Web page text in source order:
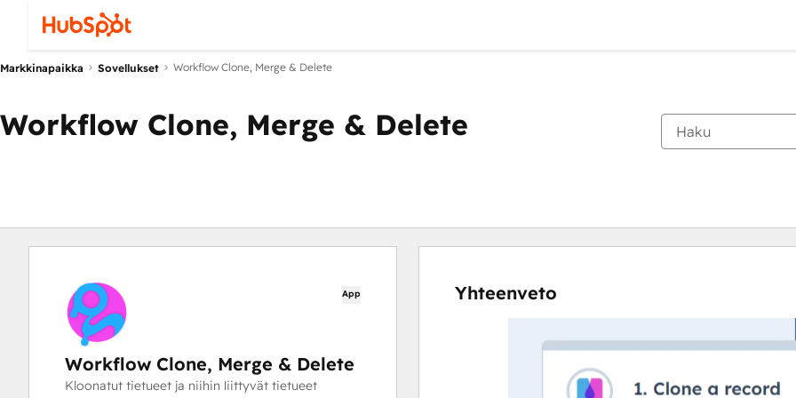
Markkinapaikka Sovellukset Workflow Clone, Merge & Delete
Workflow Clone, Merge & Delete
App
Workflow Clone, Merge & Delete
Kloonatut tietueet ja niihin liittyvät tietueet
Yhteenveto